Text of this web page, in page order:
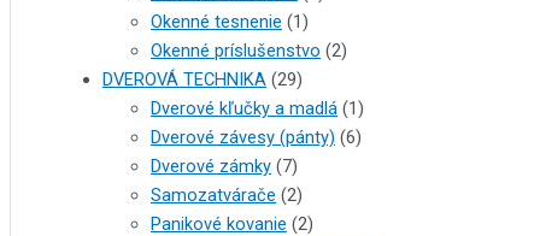
Okenné tesnenie (1)
Okenné príslušenstvo (2)
DVEROVÁ TECHNIKA (29)
Dverové kľučky a madlá (1)
Dverové závesy (pánty) (6)
Dverové zámky (7)
Samozatvárače (2)
Panikové kovanie (2)